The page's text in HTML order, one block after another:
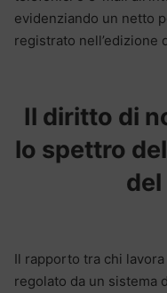
evidenziando un netto
registrato nell’edizione
Il diritto di
lo spettro
Il rapporto tra chi
regolato da un sistema